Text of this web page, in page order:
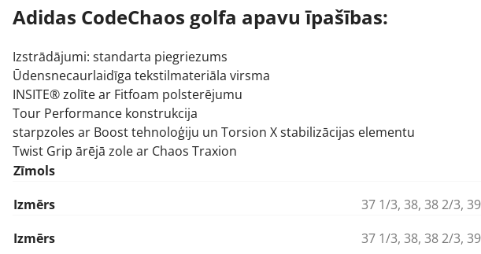
Adidas CodeChaos golfa apavu īpašības:
Izstrādājumi: standarta piegriezums
Ūdensnecaurlaidīga tekstilmateriāla virsma
INSITE® zolīte ar Fitfoam polsterējumu
Tour Performance konstrukcija
starpzoles ar Boost tehnoloģiju un Torsion X stabilizācijas elementu
Twist Grip ārējā zole ar Chaos Traxion
Zīmols
Izmērs
37 1/3, 38, 38 2/3,
Izmērs
37 1/3, 38, 38 2/3,